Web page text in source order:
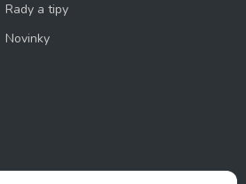
Rady a tipy
Novinky